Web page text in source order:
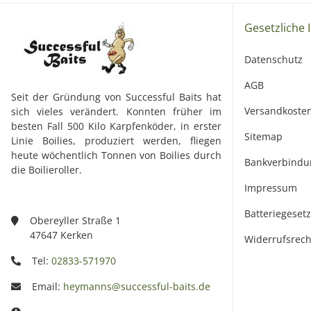
Seit der Gründung von Successful Baits hat
sich vieles verändert. Konnten früher im
besten Fall 500 Kilo Karpfenköder, in erster
Linie Boilies, produziert werden, fliegen
heute wöchentlich Tonnen von Boilies durch
die Boilieroller.
Obereyller Straße 1
47647 Kerken
Tel: 02833-571970
Email: heymanns@successful-baits.de
Gesetzliche
Datenschutz
AGB
Sitemap
Impressum